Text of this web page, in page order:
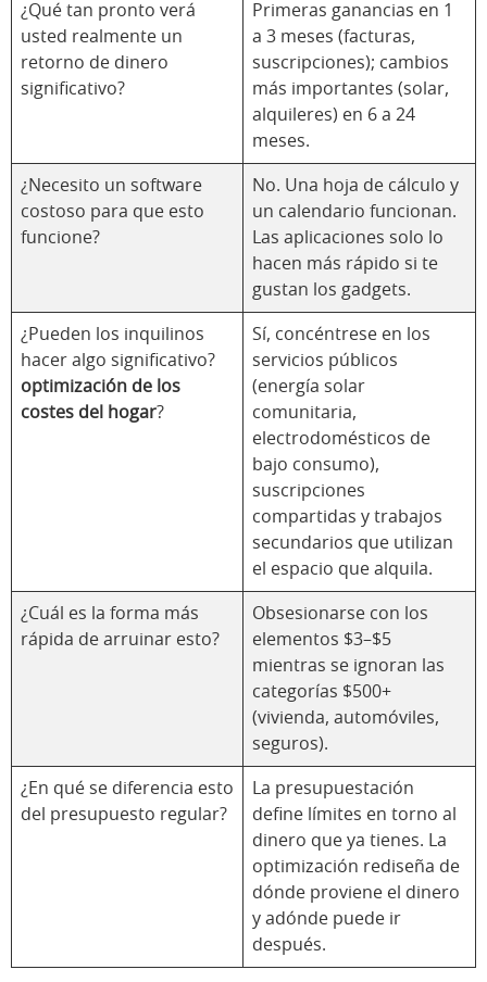
¿Qué tan pronto verá
usted realmente un
retorno de dinero
significativo?
Primeras ganancias en 1
a 3 meses (facturas,
suscripciones); cambios
más importantes (solar,
alquileres) en 6 a 24
meses.
¿Necesito un software
costoso para que esto
funcione?
No. Una hoja de cálculo y
un calendario funcionan.
Las aplicaciones solo lo
hacen más rápido si te
gustan los gadgets.
¿Pueden los inquilinos
hacer algo significativo?
optimización de los
costes del hogar?
Sí, concéntrese en los
servicios públicos
(energía solar
comunitaria,
electrodomésticos de
bajo consumo),
suscripciones
compartidas y trabajos
secundarios que utilizan
el espacio que alquila.
¿Cuál es la forma más
rápida de arruinar esto?
Obsesionarse con los
elementos $3–$5
mientras se ignoran las
categorías $500+
(vivienda, automóviles,
seguros).
¿En qué se diferencia esto
del presupuesto regular?
La presupuestación
define límites en torno al
dinero que ya tienes. La
optimización rediseña de
dónde proviene el dinero
y adónde puede ir
después.